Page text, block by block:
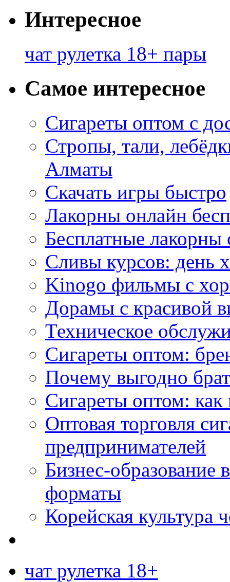
Интересное
чат рулетка 18+ пары
Самое интересное
Сигареты оптом с
Стропы, тали,
Алматы
Скачать игры быстро
Лакорны онлайн
Бесплатные лакорны
Сливы курсов: день
Kinogo фильмы с
Дорамы с красивой
Техническое
Сигареты оптом:
Почему выгодно
Сигареты оптом: как
Оптовая торговля
предпринимателей
Бизнес-образование
форматы
Корейская культура
чат рулетка 18+